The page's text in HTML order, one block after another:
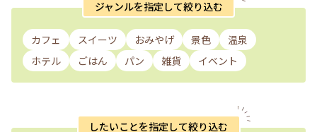
ジャンルを指定して絞り込む
カフェ スイーツ おみやげ 景色
温泉
ホテル
ごはん パン 雑貨 イベント
したいことを指定して絞り込む